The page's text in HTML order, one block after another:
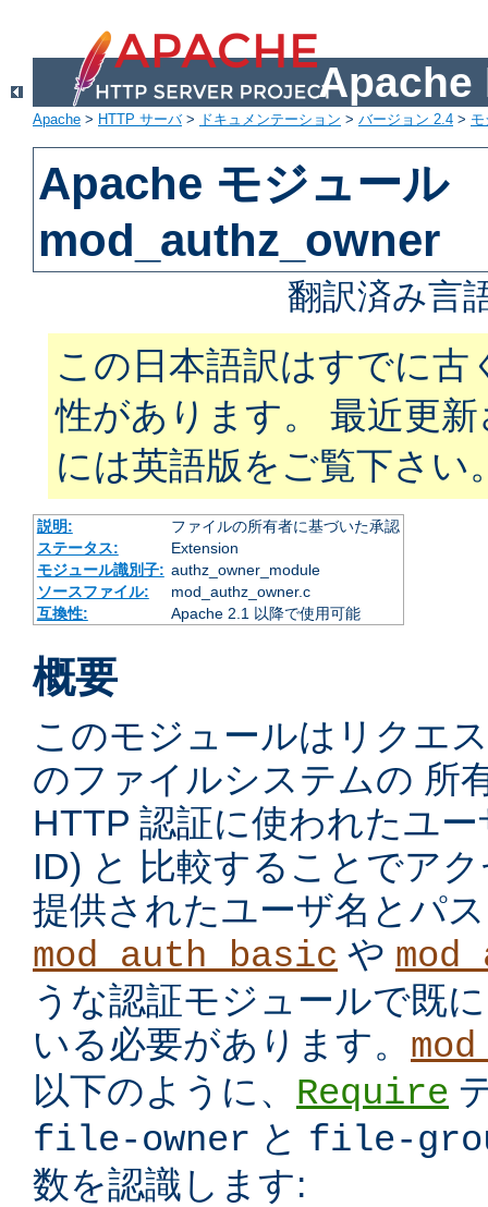
Apache
Apache > HTTP サーバ> ドキュメンテーション > バージョン 2.4 >
Apache モジュール
mod_authz_owner
翻訳済み言
この日本語訳はすでに古
性があります。 最近更
には英語版をご覧下さい
説明:
ファイルの所有者に基づいた承認
ステータス:
Extension
モジュール識別子: authz_owner_module
ソースファイル:
mod_authz_owner.c
互換性:
Apache 2.1 以降で使用可能
概要
このモジュールはリクエ
のファイルシステムの 所
HTTP 認証に使われたユ
ID) と 比較することでア
提供されたユーザ名とパ
mod_auth_basic や
うな認証モジュールで既
いる必要があります。
以下のように、 Require
file-owner と file-
数を認識します: